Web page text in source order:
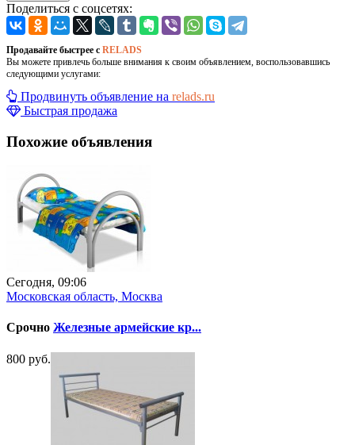
Поделиться с соцсетях:
Продавайте быстрее с RELADS
Вы можете привлечь больше внимания к своим объявлением, воспользовавшись
следующими услугами:
Продвинуть объявление на relads.ru
Быстрая продажа
Похожие объявления
Сегодня, 09:06
Московская область, Москва
Срочно Железные армейские кр...
800 руб.